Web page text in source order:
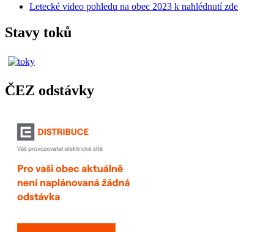
Letecké video pohledu na obec 2023 k nahlédnutí zde
Stavy toků
ČEZ odstávky